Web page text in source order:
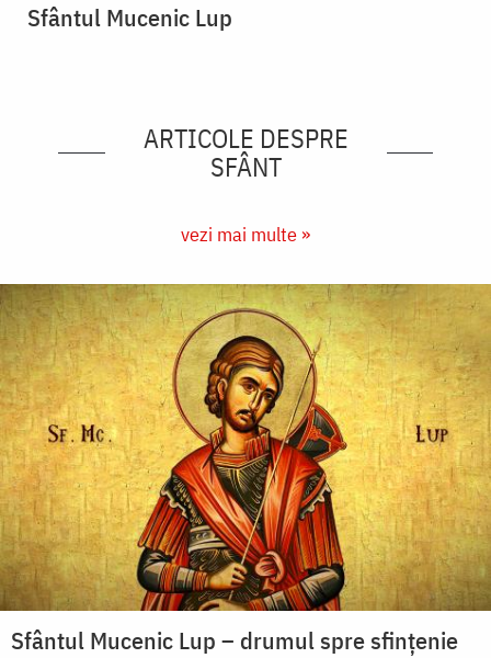
Sfântul Mucenic Lup
ARTICOLE DESPRE
SFÂNT
vezi mai multe »
Sfântul Mucenic Lup – drumul spre sfințenie